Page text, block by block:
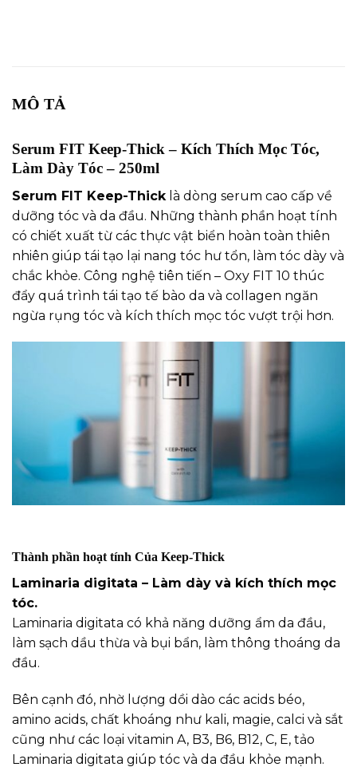
MÔ TẢ
Serum FIT Keep-Thick – Kích Thích Mọc Tóc,
Làm Dày Tóc – 250ml
Serum FIT Keep-Thick là dòng serum cao cấp về
dưỡng tóc và da đầu. Những thành phần hoạt tính
có chiết xuất từ các thực vật biển hoàn toàn thiên
nhiên giúp tái tạo lại nang tóc hư tổn, làm tóc dày và
chắc khỏe. Công nghệ tiên tiến – Oxy FIT 10 thúc
đẩy quá trình tái tạo tế bào da và collagen ngăn
ngừa rụng tóc và kích thích mọc tóc vượt trội hơn.
Thành phần hoạt tính Của Keep-Thick
Laminaria digitata – Làm dày và kích thích mọc
tóc.
Laminaria digitata có khả năng dưỡng ẩm da đầu,
làm sạch dầu thừa và bụi bẩn, làm thông thoáng da
đầu.
Bên cạnh đó, nhờ lượng dồi dào các acids béo,
amino acids, chất khoáng như kali, magie, calci và sắt
cũng như các loại vitamin A, B3, B6, B12, C, E, tảo
Laminaria digitata giúp tóc và da đầu khỏe mạnh.